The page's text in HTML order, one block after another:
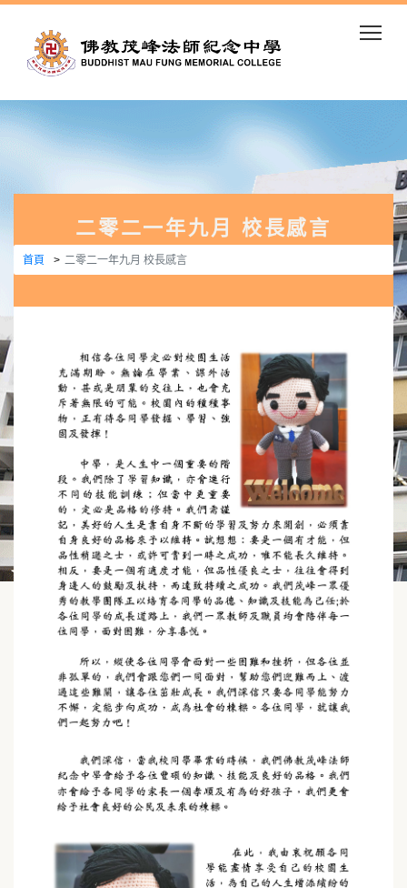
二零二一年九月 校長感言
首頁 二零二一年九月 校長感言